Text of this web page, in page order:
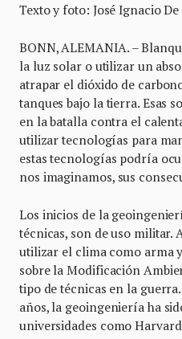
Texto y foto: José Ignacio De
BONN, ALEMANIA. –
la luz solar o utilizar un
atrapar el dióxido de
tanques bajo la tierra. Esas
en la batalla contra el
utilizar tecnologías para
estas tecnologías podría
nos imaginamos, sus
Los inicios de la
técnicas, son de uso militar.
utilizar el clima como arma
sobre la Modificación
tipo de técnicas en la
años, la geoingeniería ha
universidades como